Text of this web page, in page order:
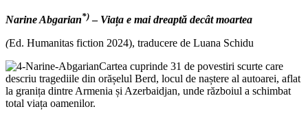
Narine Abgarian*) – Viața e mai dreaptă decât moartea
(Ed. Humanitas fiction 2024), traducere de Luana Schidu
Cartea cuprinde 31 de povestiri scurte care
descriu tragediile din orășelul Berd, locul de naștere al autoarei, aflat
la granița dintre Armenia și Azerbaidjan, unde războiul a schimbat
total viața oamenilor.